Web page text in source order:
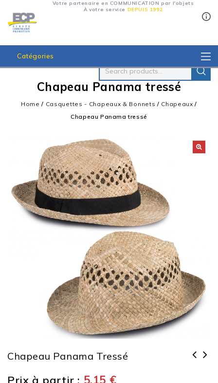
Votre partenaire en COMMUNICATION par l'objets
À votre service DEPUIS 1992
Catégories
Chapeau Panama tressé
Home / Casquettes - Chapeaux & Bonnets / Chapeaux /
Chapeau Panama tressé
Chapeau Panama Tressé
Prix à partir : 5.15 €